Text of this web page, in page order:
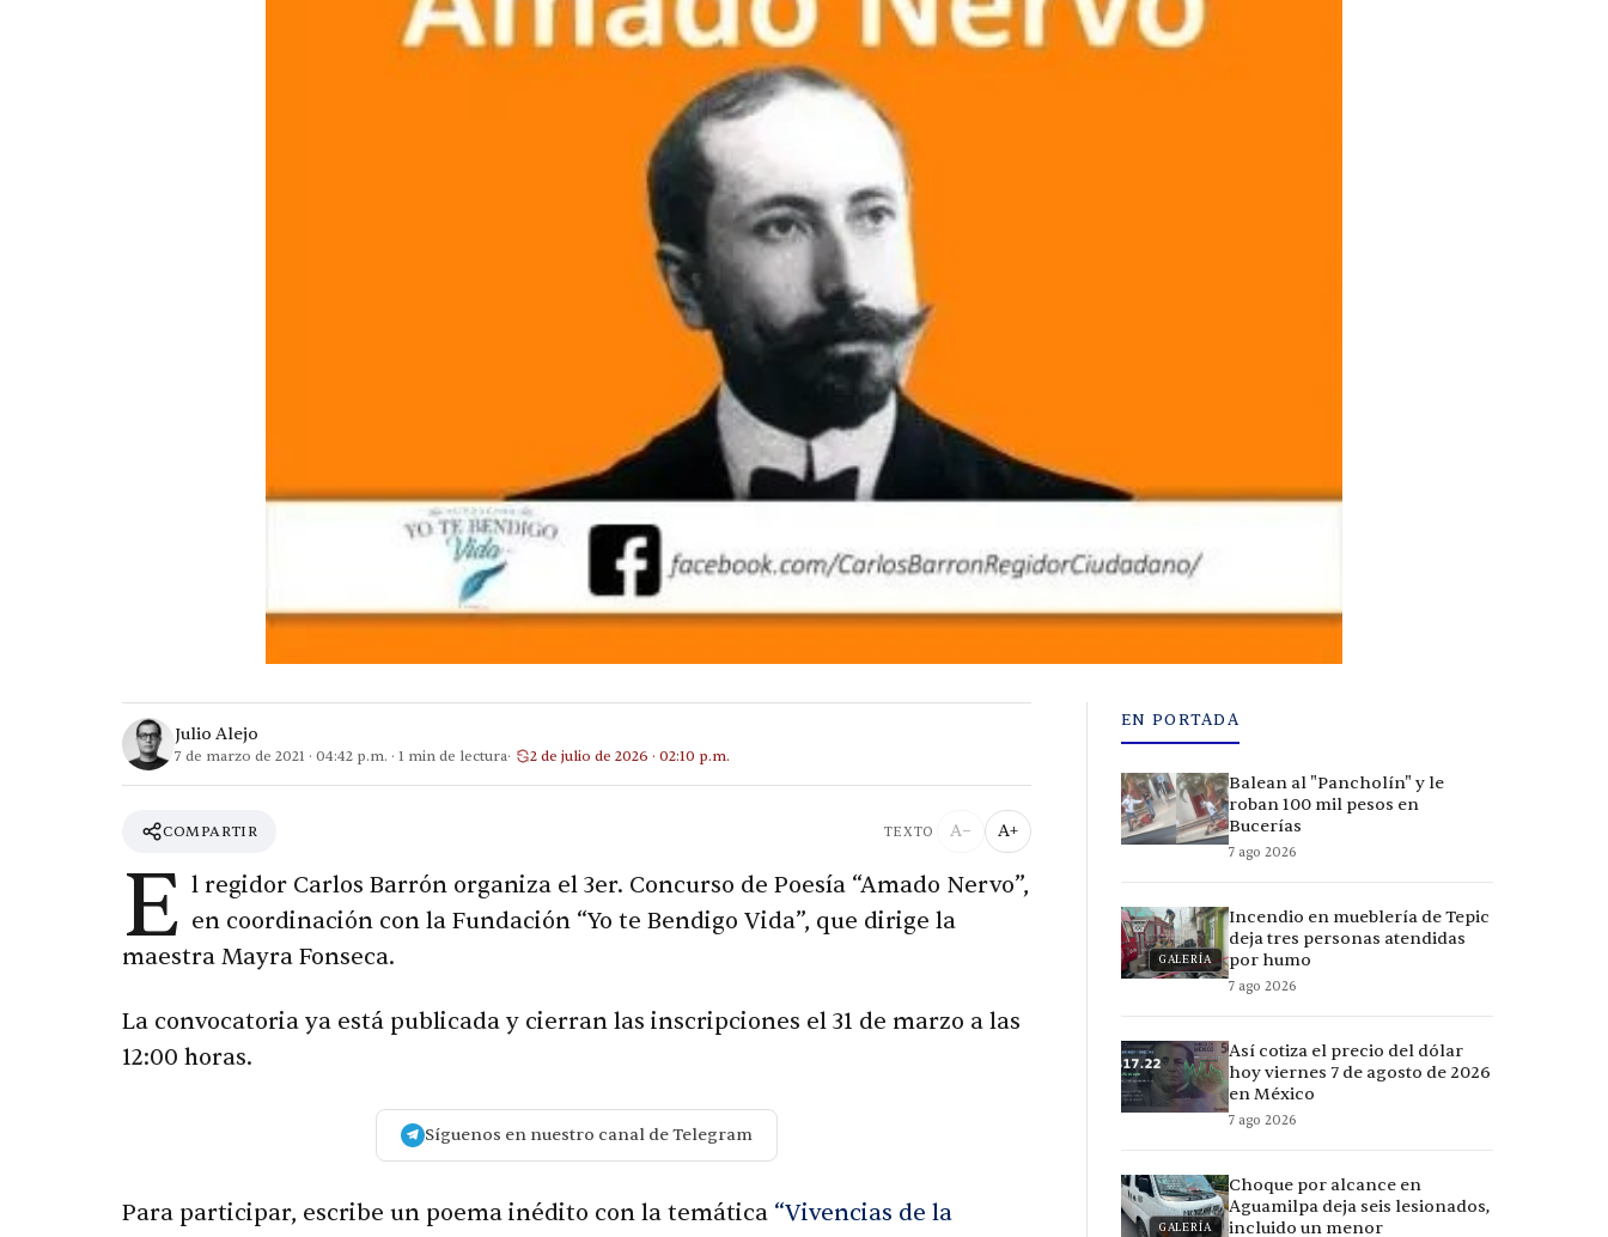
Julio Alejo
7 de marzo de 2021 · 04:42 p.m. · 1 min de lectura 2 de julio de 2026 · 02:10 p.m.
COMPARTIR TEXTO A− A+
E l regidor Carlos Barrón organiza el 3er. Concurso de Poesía “Amado Nervo”,
en coordinación con la Fundación “Yo te Bendigo Vida”, que dirige la
maestra Mayra Fonseca.
La convocatoria ya está publicada y cierran las inscripciones el 31 de marzo a las
12:00 horas.
Síguenos en nuestro canal de Telegram
Para participar, escribe un poema inédito con la temática “Vivencias de la
EN PORTADA
Balean al "Pancholín" y le
roban 100 mil pesos en
Bucerías
7 ago 2026
GALERÍA
Incendio en mueblería de Tepic
deja tres personas atendidas
por humo
7 ago 2026
Así cotiza el precio del dólar
hoy viernes 7 de agosto de 2026
en México
7 ago 2026
GALERÍA
Choque por alcance en
Aguamilpa deja seis lesionados,
incluido un menor